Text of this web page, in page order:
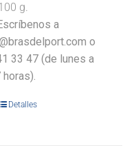
g.
a
o
33 47 (de lunes a
Detalles